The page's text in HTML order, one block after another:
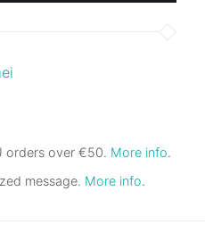
orders over €50. More info.
message. More info.